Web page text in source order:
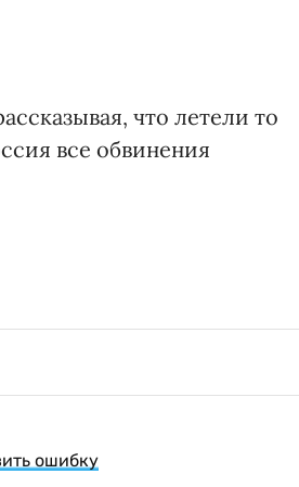
что летели то
все обвинения
ошибку